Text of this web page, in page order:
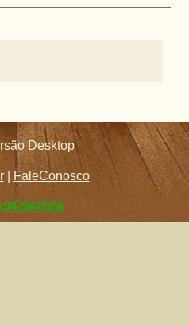
Desktop
| FaleConosco
94294-8956